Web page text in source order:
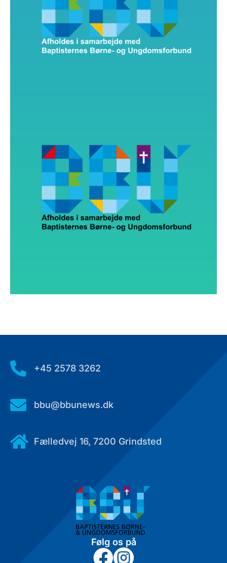
 +45 2578 3262
 bbu@bbunews.dk
 Fælledvej 16, 7200 Grindsted
Følg os på
